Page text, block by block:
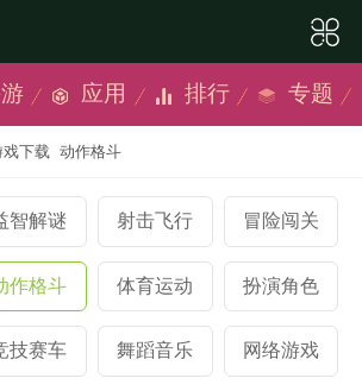
应用 排行 专题
戏下载 动作格斗
智解谜 射击飞行 冒险闯关
作格斗 体育运动 扮演角色
技赛车 舞蹈音乐 网络游戏